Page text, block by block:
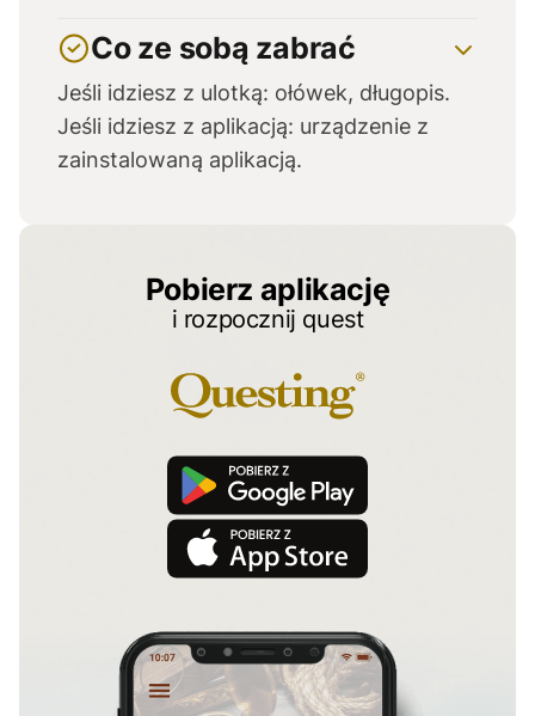
Co ze sobą zabrać
Jeśli idziesz z ulotką: ołówek, długopis.
Jeśli idziesz z aplikacją: urządzenie z
zainstalowaną aplikacją.
Pobierz aplikację
i rozpocznij quest